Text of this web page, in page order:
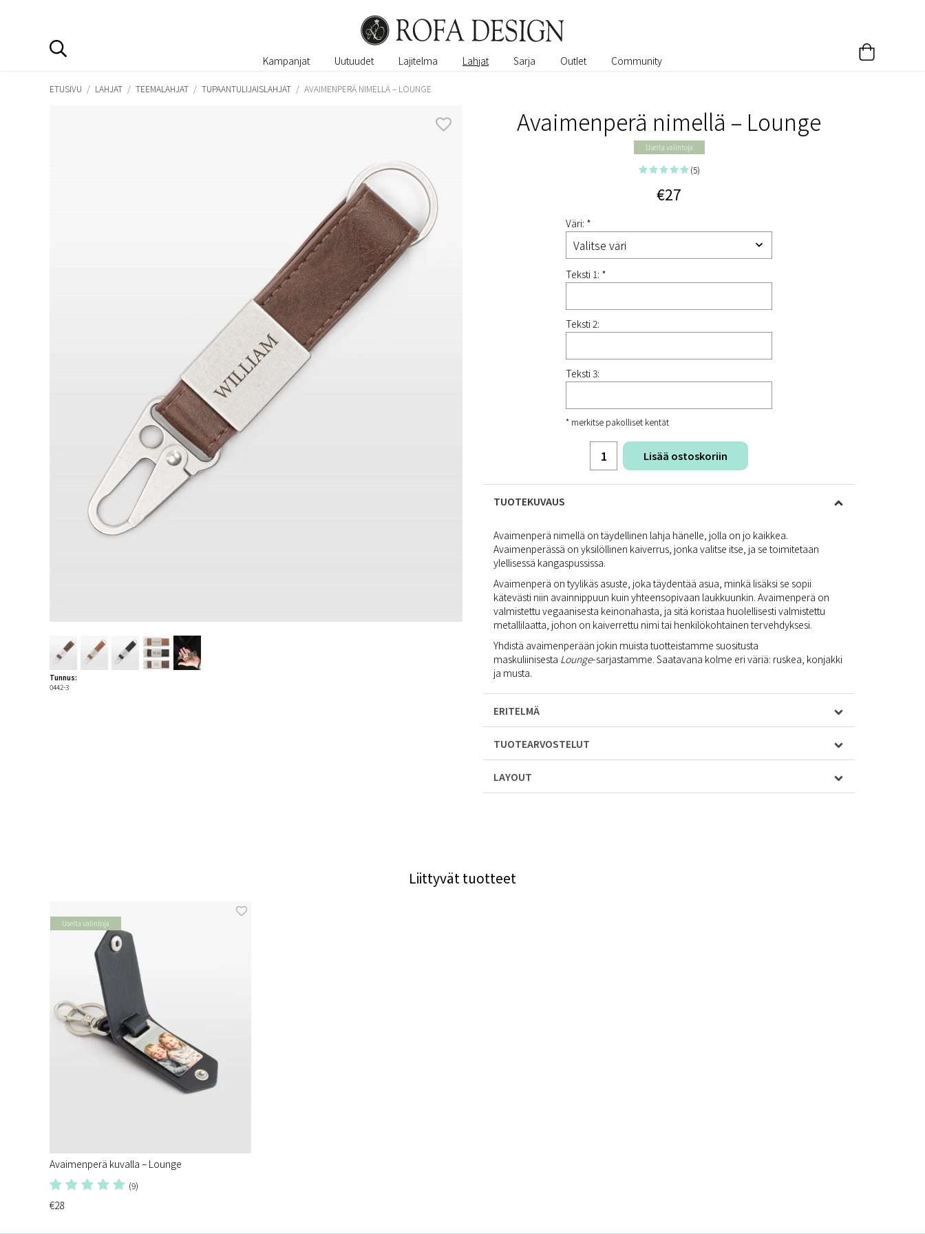
Kampanjat Uutuudet Lajitelma Lahjat Sarja Outlet Community
ETUSIVU / LAHJAT / TEEMALAHJAT / TUPAANTULIJAISLAHJAT / AVAIMENPERÄ NIMELLÄ – LOUNGE
Avaimenperä nimellä – Lounge
Useita valintoja
(5)
€27
Väri: *
Teksti 1: *
Teksti 2:
Teksti 3:
* merkitse pakolliset kentät
Lisää ostoskoriin
TUOTEKUVAUS
Avaimenperä nimellä on täydellinen lahja hänelle, jolla on jo kaikkea.
Avaimenperässä on yksilöllinen kaiverrus, jonka valitse itse, ja se toimitetaan
ylellisessä kangaspussissa.
Avaimenperä on tyylikäs asuste, joka täydentää asua, minkä lisäksi se sopii
kätevästi niin avainnippuun kuin yhteensopivaan laukkuunkin. Avaimenperä on
valmistettu vegaanisesta keinonahasta, ja sitä koristaa huolellisesti valmistettu
metallilaatta, johon on kaiverrettu nimi tai henkilökohtainen tervehdyksesi.
Yhdistä avaimenperään jokin muista tuotteistamme suositusta
maskuliinisesta Lounge-sarjastamme. Saatavana kolme eri väriä: ruskea, konjakki
ja musta.
ERITELMÄ
TUOTEARVOSTELUT
LAYOUT
Tunnus:
0442-3
Liittyvät tuotteet
Useita valintoja
Avaimenperä kuvalla – Lounge
(9)
€28